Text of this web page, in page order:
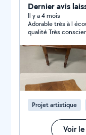
bloqué par l'application
répondre Doté d'un esprit constructif dans de
nombreux
disponible très rapidement.
pour que je
je passe
sur place. Artisan d'art, pose de parquet stratifié,
montage/
tapisserie je suis LA personne qu'il vous faut. J'adore
donner une
mesure. N'hésitez pas à me demander de l'aide A
Votre
Dernier avis
Il y a 4 mois
Adorable très à l
qualité Très consciencieux Je recommande
Projet artistique
Voir